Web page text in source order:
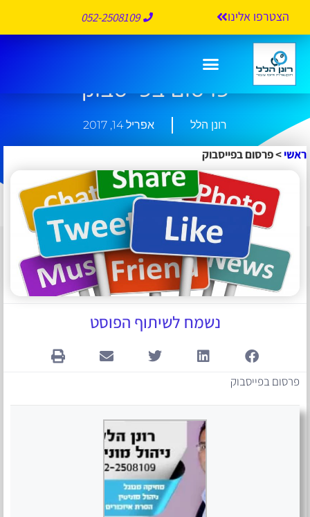
הצטרפו אלינו 052-2508109
פרסום בפייסבוק
רונן הלל אפריל 14, 2017
ראשי>פרסום בפייסבוק
נשמח לשיתוף הפוסט
פרסום בפייסבוק